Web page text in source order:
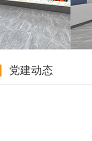
党建动态